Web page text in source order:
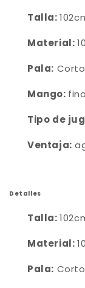
Talla:
Material:
Pala: Corto
Mango: fino
Tipo de
Ventaja:
Detalles
Talla:
Material:
Pala: Corto